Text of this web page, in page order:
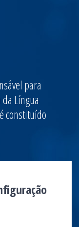
para
Língua
constituído